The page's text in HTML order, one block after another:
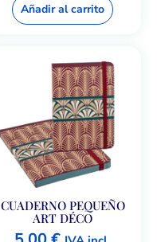
Añadir al carrito
CUADERNO PEQUEÑO
ART DÉCO